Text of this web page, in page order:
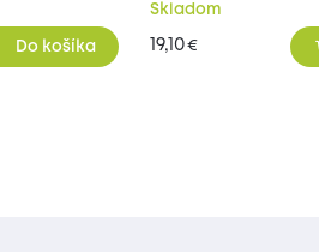
Do košíka
Skladom
19,10€